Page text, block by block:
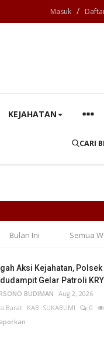
Masuk /
KEJAHATAN
CARI
Bulan Ini Semua
Aksi Kejahatan, Polsek
Gelar Patroli
BUDIMAN Aug 2, 2026
Barat KAB. SUKABUMI 0